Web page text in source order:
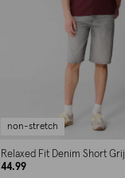
non-stretch
Relaxed Fit Denim Short
44.99